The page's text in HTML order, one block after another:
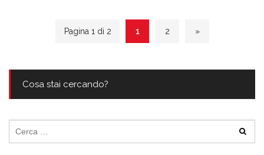
Pagina 1 di 2 1 2 »
Cosa stai cercando?
per: